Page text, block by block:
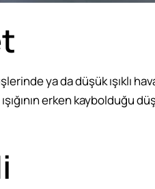
ya da düşük ışıklı
erken kaybolduğu